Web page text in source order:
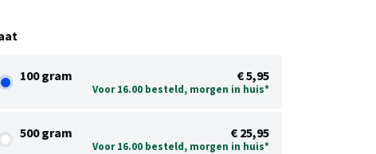
100 gram € 5,95
Voor 16.00 besteld, morgen in huis*
500 gram € 25,95
Voor 16.00 besteld, morgen in huis*